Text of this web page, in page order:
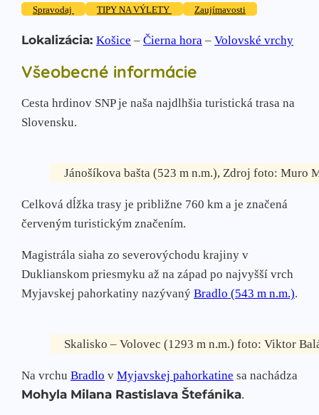
Spravodaj TIPY NA VÝLETY Zaujímavosti
Lokalizácia: Košice – Čierna hora – Volovské vrchy
Všeobecné informácie
Cesta hrdinov SNP je naša najdlhšia turistická trasa na
Slovensku.
Jánošíkova bašta (523 m n.m.), Zdroj foto: Muro
Celková dĺžka trasy je približne 760 km a je značená
červeným turistickým značením.
Magistrála siaha zo severovýchodu krajiny v
Duklianskom priesmyku až na západ po najvyšší vrch
Myjavskej pahorkatiny nazývaný Bradlo (543 m n.m.).
Skalisko – Volovec (1293 m n.m.) foto: Viktor
Na vrchu Bradlo v Myjavskej pahorkatine sa nachádza
Mohyla Milana Rastislava Štefánika.